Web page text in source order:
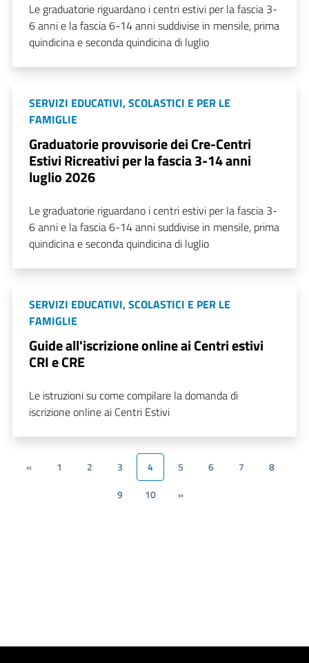
Le graduatorie riguardano i centri estivi per la fascia 3-
6 anni e la fascia 6-14 anni suddivise in mensile, prima
quindicina e seconda quindicina di luglio
SERVIZI EDUCATIVI, SCOLASTICI E PER LE
FAMIGLIE
Graduatorie provvisorie dei Cre-Centri
Estivi Ricreativi per la fascia 3-14 anni
luglio 2026
Le graduatorie riguardano i centri estivi per la fascia 3-
6 anni e la fascia 6-14 anni suddivise in mensile, prima
quindicina e seconda quindicina di luglio
SERVIZI EDUCATIVI, SCOLASTICI E PER LE
FAMIGLIE
Guide all'iscrizione online ai Centri estivi
CRI e CRE
Le istruzioni su come compilare la domanda di
iscrizione online ai Centri Estivi
« 1 2 3 4 5 6 7
8
9
10 »